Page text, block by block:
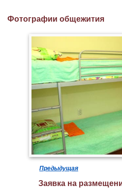
Фотографии общежития
Предыдущая
Заявка на